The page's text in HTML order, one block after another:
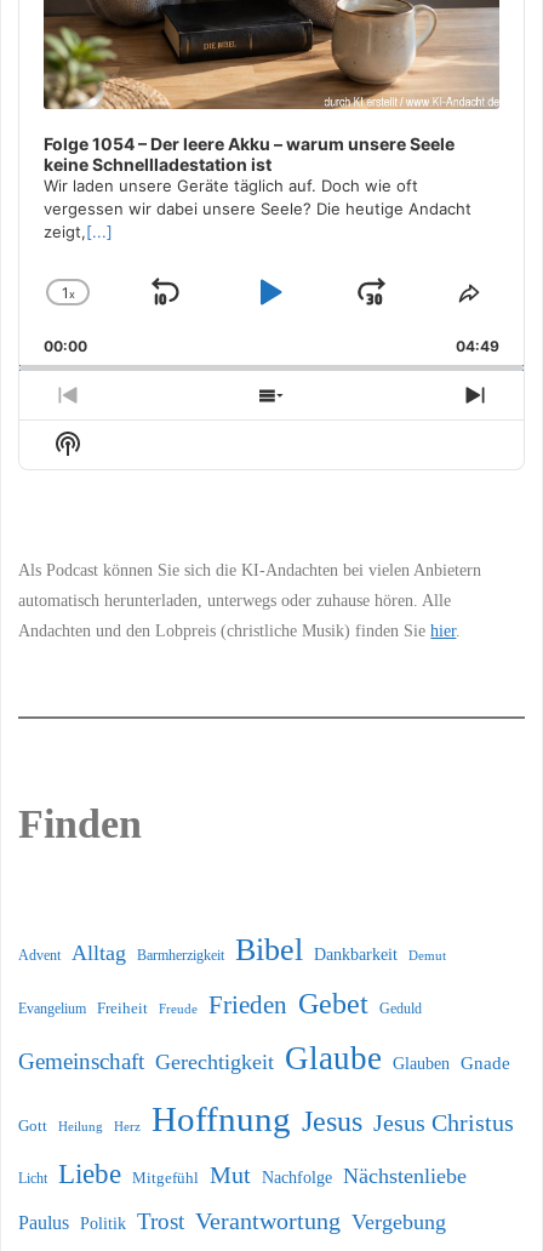
Folge 1054 – Der leere Akku – warum unsere Seele
keine Schnellladestation ist
Wir laden unsere Geräte täglich auf. Doch wie oft
vergessen wir dabei unsere Seele? Die heutige Andacht
zeigt,[...]
Change
Rate
1x
Skip
Play
Jump
Forward
Share
00:00 04:49
Previous
Episode
Show
Episodes
Next
Show
Podcast
Als Podcast können Sie sich die KI-Andachten bei vielen Anbietern
automatisch herunterladen, unterwegs oder zuhause hören. Alle
Andachten und den Lobpreis (christliche Musik) finden Siehier.
Finden
Advent Alltag Barmherzigkeit Bibel Dankbarkeit Demut
Evangelium Freiheit Freude Frieden Gebet Geduld
Gemeinschaft Gerechtigkeit Glaube Glauben Gnade
Gott Heilung Herz Hoffnung Jesus Jesus Christus
Licht Liebe Mitgefühl Mut Nachfolge Nächstenliebe
Paulus Politik Trost Verantwortung Vergebung